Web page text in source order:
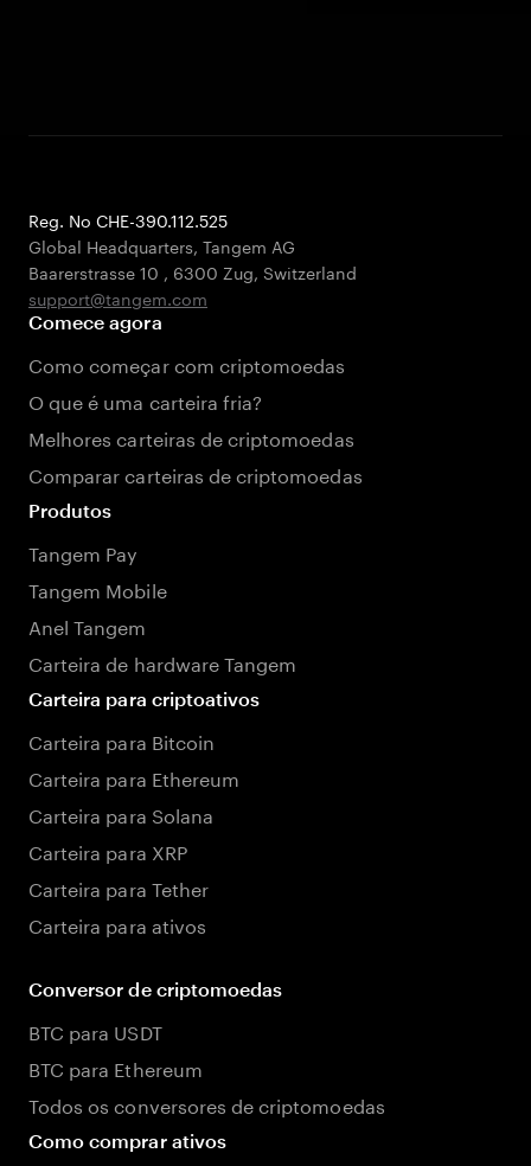
Reg. No CHE-390.112.525
Global Headquarters, Tangem AG
Baarerstrasse 10 , 6300 Zug, Switzerland
support@tangem.com
Comece agora
Como começar com criptomoedas
O que é uma carteira fria?
Melhores carteiras de criptomoedas
Comparar carteiras de criptomoedas
Produtos
Tangem Pay
Tangem Mobile
Anel Tangem
Carteira de hardware Tangem
Carteira para criptoativos
Carteira para Bitcoin
Carteira para Ethereum
Carteira para Solana
Carteira para XRP
Carteira para Tether
Carteira para ativos
Conversor de criptomoedas
BTC para USDT
BTC para Ethereum
Todos os conversores de criptomoedas
Como comprar ativos